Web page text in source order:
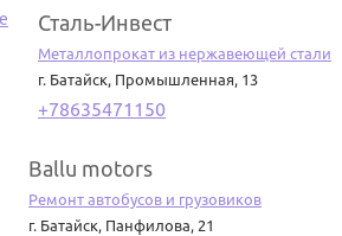
Сталь-Инвест
Металлопрокат из нержавеющей стали
г. Батайск, Промышленная, 13
+78635471150
Ballu motors
Ремонт автобусов и грузовиков
г. Батайск, Панфилова, 21